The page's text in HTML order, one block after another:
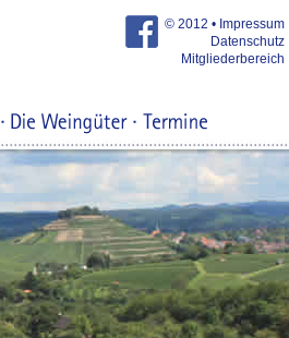
© 2012 • Impressum
Datenschutz
Mitgliederbereich